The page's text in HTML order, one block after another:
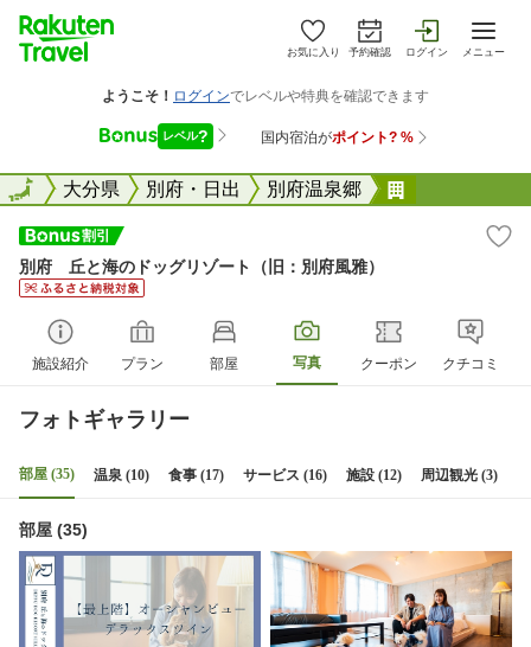
お気に入り 予約確認 ログイン メニュー
全国大分県 別府・日出 別府温泉郷
全国
別府 丘と海のドッグリゾート（旧：別府風雅）
施設紹介 プラン 部屋 写真 クーポン クチコミ
フォトギャラリー
部屋 (35) 温泉 (10) 食事 (17) サービス (16) 施設 (12) 周辺観光 (3)
部屋 (35)